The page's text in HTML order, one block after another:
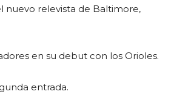
nuevo relevista de Baltimore,
en su debut con los Orioles.
entrada.